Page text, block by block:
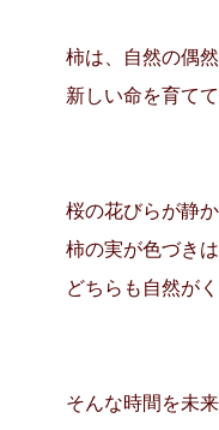
柿は、自然の偶
新しい命を育て
桜の花びらが静
柿の実が色づき
どちらも自然が
そんな時間を未